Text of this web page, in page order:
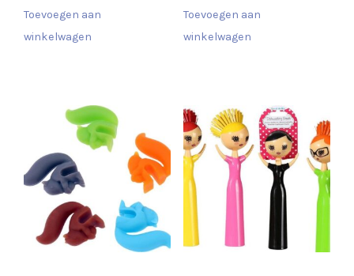
Toevoegen aan
winkelwagen
Toevoegen aan
winkelwagen